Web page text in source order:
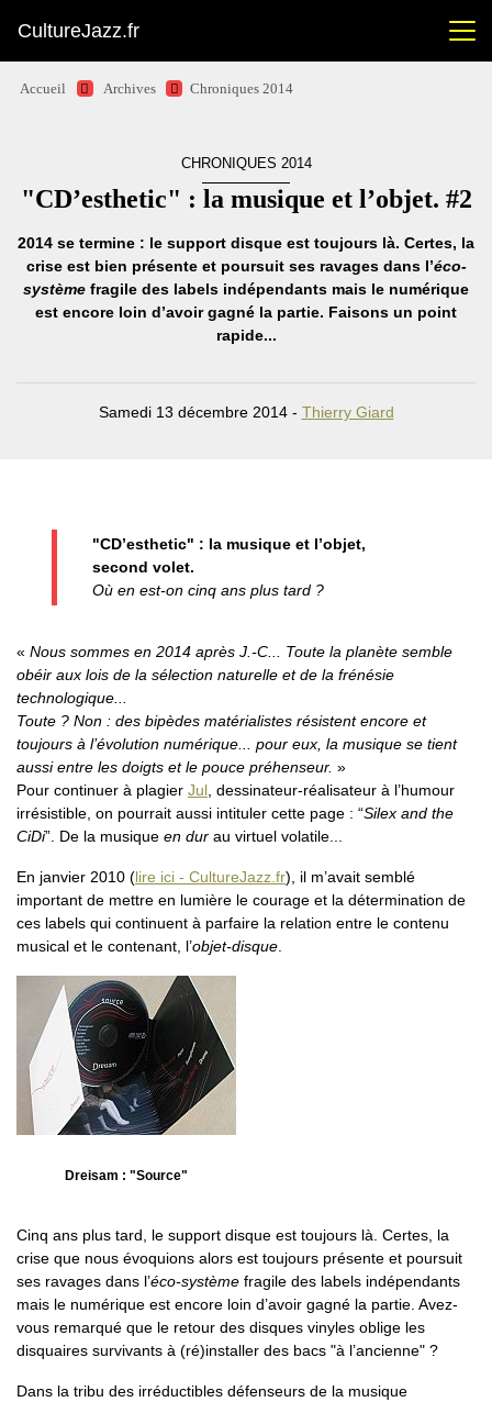
CultureJazz.fr
Accueil Archives Chroniques 2014
CHRONIQUES 2014
"CD’esthetic" : la musique et l’objet. #2
2014 se termine : le support disque est toujours là. Certes, la
crise est bien présente et poursuit ses ravages dans l’éco-
système fragile des labels indépendants mais le numérique
est encore loin d’avoir gagné la partie. Faisons un point
rapide...
Samedi 13 décembre 2014 - Thierry Giard
"CD’esthetic" : la musique et l’objet,
second volet.
Où en est-on cinq ans plus tard ?
« Nous sommes en 2014 après J.-C... Toute la planète semble
obéir aux lois de la sélection naturelle et de la frénésie
technologique...
Toute ? Non : des bipèdes matérialistes résistent encore et
toujours à l’évolution numérique... pour eux, la musique se tient
aussi entre les doigts et le pouce préhenseur. »
Pour continuer à plagier Jul, dessinateur-réalisateur à l’humour
irrésistible, on pourrait aussi intituler cette page : “Silex and the
CiDi”. De la musique en dur au virtuel volatile...
En janvier 2010 (lire ici - CultureJazz.fr), il m’avait semblé
important de mettre en lumière le courage et la détermination de
ces labels qui continuent à parfaire la relation entre le contenu
musical et le contenant, l’objet-disque.
Dreisam : "Source"
Cinq ans plus tard, le support disque est toujours là. Certes, la
crise que nous évoquions alors est toujours présente et poursuit
ses ravages dans l’éco-système fragile des labels indépendants
mais le numérique est encore loin d’avoir gagné la partie. Avez-
vous remarqué que le retour des disques vinyles oblige les
disquaires survivants à (ré)installer des bacs "à l’ancienne" ?
Dans la tribu des irréductibles défenseurs de la musique